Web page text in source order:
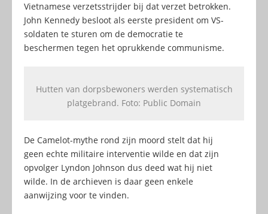
Vietnamese verzetsstrijder bij dat verzet betrokken.
John Kennedy besloot als eerste president om VS-
soldaten te sturen om de democratie te
beschermen tegen het oprukkende communisme.
Hutten van dorpsbewoners werden systematisch
platgebrand. Foto: Public Domain
De Camelot-mythe rond zijn moord stelt dat hij
geen echte militaire interventie wilde en dat zijn
opvolger Lyndon Johnson dus deed wat hij niet
wilde. In de archieven is daar geen enkele
aanwijzing voor te vinden.